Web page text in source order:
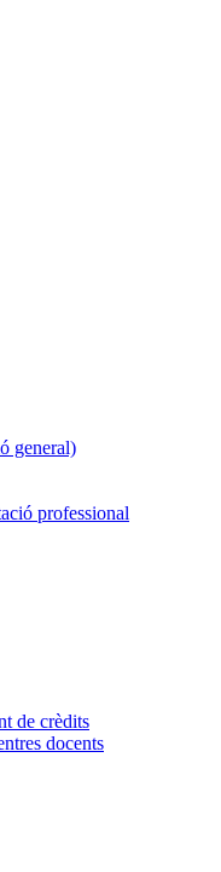
general)
professional
de crèdits
docents